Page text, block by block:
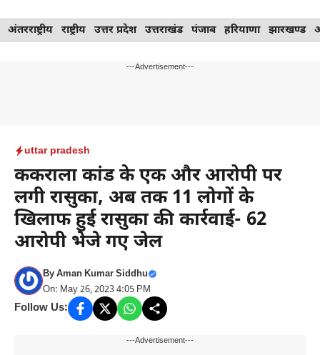
Skip
to
अंतरराष्ट्रीय राष्ट्रीय उत्तर प्रदेश उत्तराखंड पंजाब हरियाणा झारखण्ड
---Advertisement---
uttar pradesh
ककराला कांड के एक और आरोपी पर
लगी रासुका, अब तक 11 लोगों के
खिलाफ हुई रासुका की कार्रवाई- 62
आरोपी भेजे गए जेल
ByAman Kumar Siddhu
On: May 26, 2023 4:05 PM
Follow Us:
---Advertisement---